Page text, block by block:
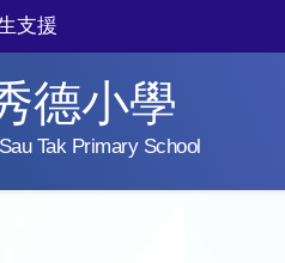
支援
德小學
Tak Primary School